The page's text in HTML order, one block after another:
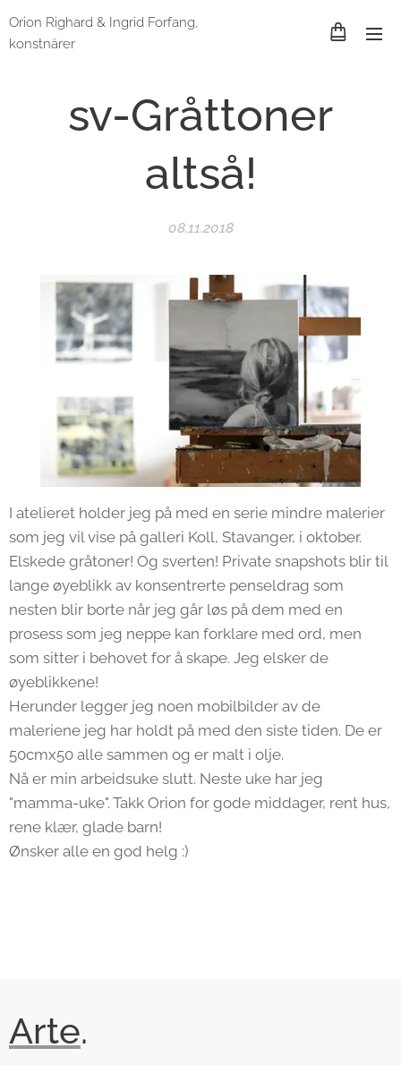
Orion Righard & Ingrid Forfang,
konstnärer
sv-Gråttoner
altså!
08.11.2018
I atelieret holder jeg på med en serie mindre malerier
som jeg vil vise på galleri Koll, Stavanger, i oktober.
Elskede gråtoner! Og sverten! Private snapshots blir til
lange øyeblikk av konsentrerte penseldrag som
nesten blir borte når jeg går løs på dem med en
prosess som jeg neppe kan forklare med ord, men
som sitter i behovet for å skape. Jeg elsker de
øyeblikkene!
Herunder legger jeg noen mobilbilder av de
maleriene jeg har holdt på med den siste tiden. De er
50cmx50 alle sammen og er malt i olje.
Nå er min arbeidsuke slutt. Neste uke har jeg
"mamma-uke". Takk Orion for gode middager, rent hus,
rene klær, glade barn!
Ønsker alle en god helg :)
Arte.